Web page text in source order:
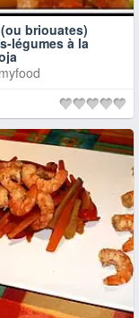
briouates)
légumes à la